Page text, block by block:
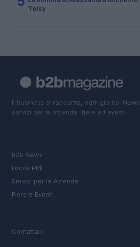
Telsy
Il business si racconta, ogni giorno.
servizi per le aziende, fiere ed eventi.
b2b News
Focus PMI
Servizi per le Aziende
Fiere e Eventi
Contattaci